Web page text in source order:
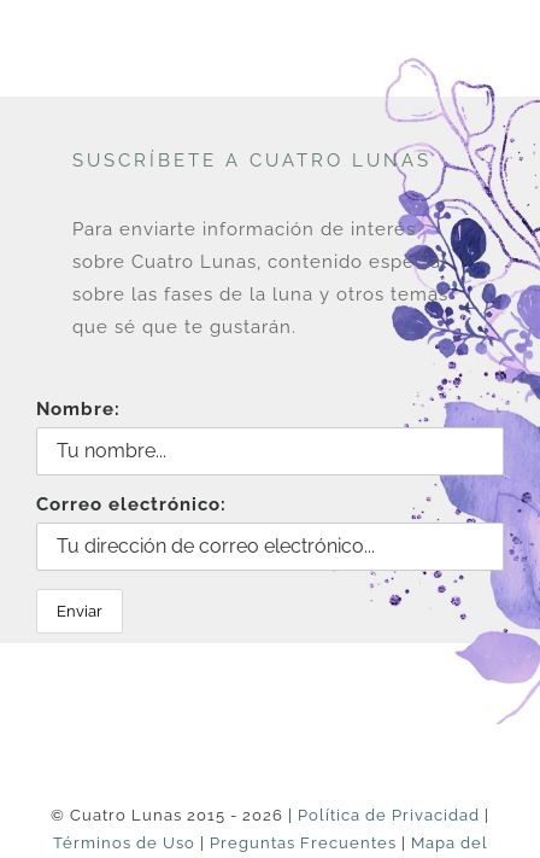
SUSCRÍBETE A CUATRO LUNAS
Para enviarte información de interés
sobre Cuatro Lunas, contenido especial
sobre las fases de la luna y otros temas
que sé que te gustarán.
Nombre:
Correo electrónico:
© Cuatro Lunas 2015 - 2026 | Política de Privacidad
Términos de Uso
Preguntas Frecuentes Mapa del